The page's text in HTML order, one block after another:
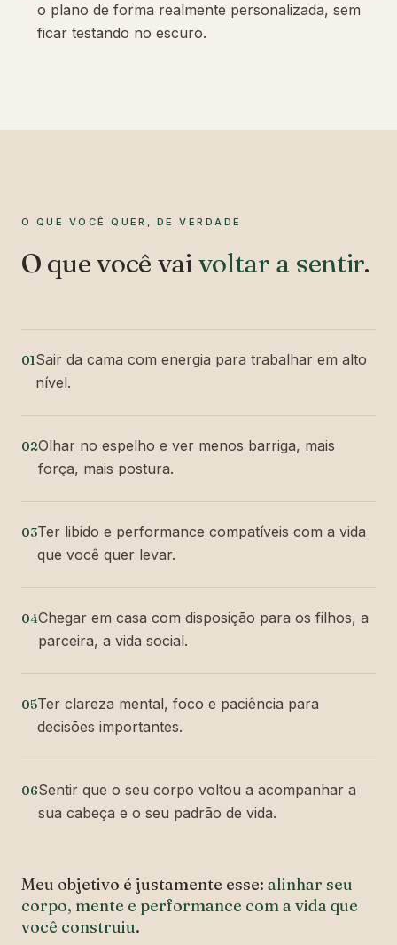
o plano de forma realmente personalizada, sem
ficar testando no escuro.
O QUE VOCÊ QUER, DE VERDADE
O que você vaivoltar a sentir.
01Sair da cama com energia para trabalhar em alto
nível.
02Olhar no espelho e ver menos barriga, mais
força, mais postura.
03Ter libido e performance compatíveis com a vida
que você quer levar.
04Chegar em casa com disposição para os filhos, a
parceira, a vida social.
05Ter clareza mental, foco e paciência para
decisões importantes.
06Sentir que o seu corpo voltou a acompanhar a
sua cabeça e o seu padrão de vida.
Meu objetivo é justamente esse: alinhar seu
corpo, mente e performance com a vida que
você construiu.